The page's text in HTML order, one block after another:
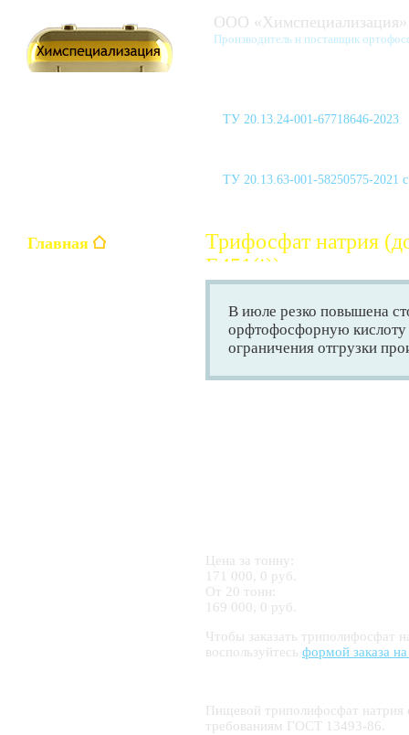
ООО «Химспециализация»
Производитель и поставщик
ТУ 20.13.24-001-67718646-2023
ТУ 20.13.63-001-58250575-2021
Главная
Трифосфат натрия
Е451(i))
В июле резко повышена
орфтофосфорную
ограничения отгрузки
Цена за тонну:
171 000, 0 руб.
От 20 тонн:
169 000, 0 руб.
Чтобы заказать триполифосфат
воспользуйтесь формой заказа
Пищевой триполифосфат натрия
требованиям ГОСТ 13493-86.